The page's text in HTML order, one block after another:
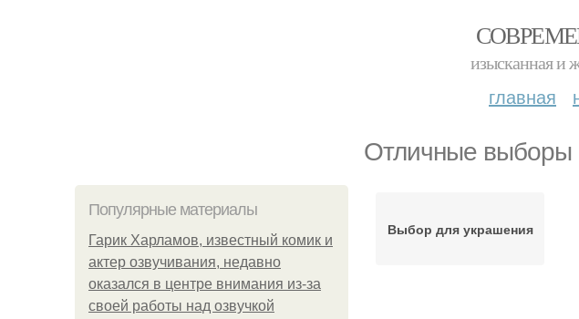
изысканная и
главная
Отличные выборы
Популярные материалы
Гарик Харламов, известный комик и
актер озвучивания, недавно
оказался в центре внимания из-за
своей работы над озвучкой
Выбор для украшения